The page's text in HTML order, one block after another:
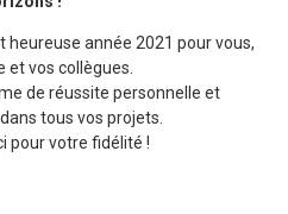
heureuse année 2021 pour vous,
et vos collègues.
de réussite personnelle et
tous vos projets.
pour votre fidélité !